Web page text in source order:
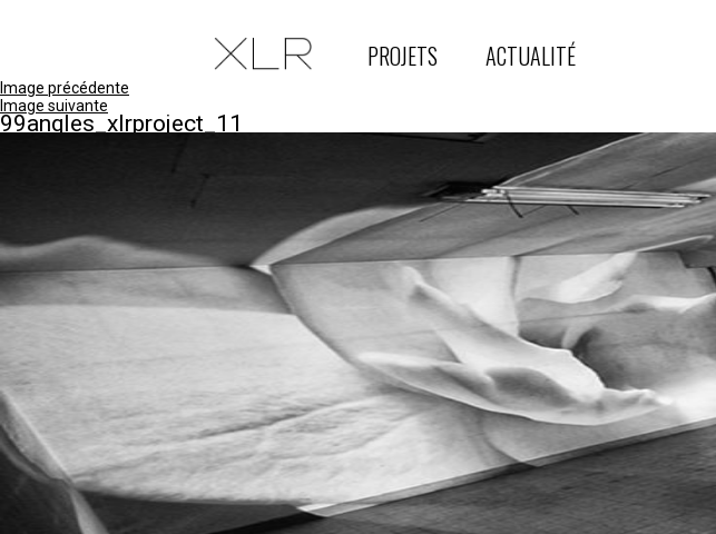
PROJETS ACTUALITÉ
Image précédente
Image suivante
99angles_xlrproject_11